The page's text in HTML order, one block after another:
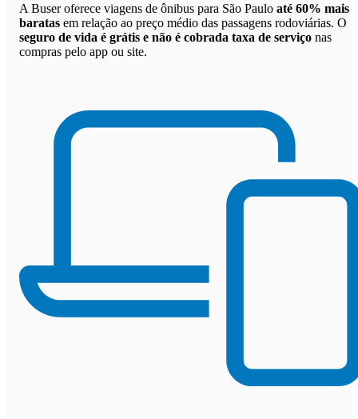
A Buser oferece viagens de ônibus para São Paulo até 60% mais
baratas em relação ao preço médio das passagens rodoviárias. O
seguro de vida é grátis e não é cobrada taxa de serviço nas
compras pelo app ou site.